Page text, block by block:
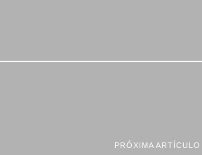
PRÓXIMA ARTÍCULO